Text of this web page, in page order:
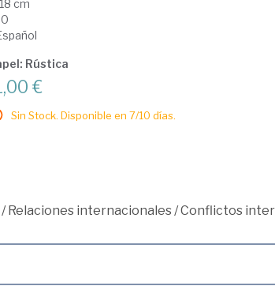
18 cm
Rústica
€
Sin Stock. Disponible en 7/10 días.
/ Relaciones internacionales/Conflictos